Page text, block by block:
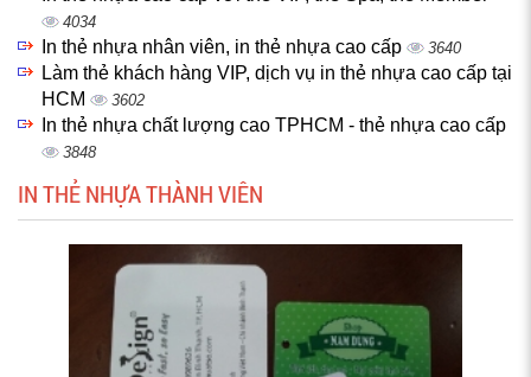
4034
In thẻ nhựa nhân viên, in thẻ nhựa cao cấp 3640
Làm thẻ khách hàng VIP, dịch vụ in thẻ nhựa cao cấp tại
HCM
3602
In thẻ nhựa chất lượng cao TPHCM - thẻ nhựa cao cấp
3848
IN THẺ NHỰA THÀNH VIÊN